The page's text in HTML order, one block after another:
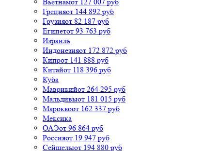
Грецияот 144 892 руб
Грузияот 82 187 руб
Египетот 93 763 руб
Израиль
Индонезияот 172 872 руб
Кипрот 141 888 руб
Китайот 118 396 руб
Куба
Маврикийот 264 295 руб
Мальдивыот 181 015 руб
Мароккоот 162 337 руб
Мексика
ОАЭот 96 864 руб
Россияот 19 947 руб
Сейшелыот 194 880 руб